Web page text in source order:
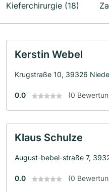
Kieferchirurgie (18)
Kerstin Webel
Krugstraße 10, 39326
0.0 (0
Klaus Schulze
August-bebel-straße 7,
0.0 (0